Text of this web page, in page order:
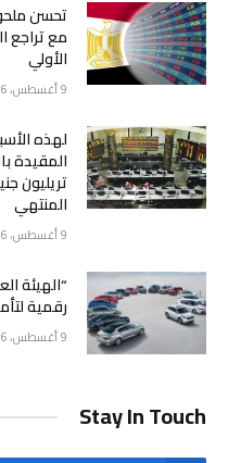
تحسن
مع تراجع
الأولي
9 أغسطس، 2026
لهذه
تريليون
المنتهي
9 أغسطس، 2026
“الهيئة
رقمية
9 أغسطس، 2026
Stay In Touch